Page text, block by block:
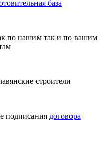
база
по нашим так и по вашим
строители
подписания договора